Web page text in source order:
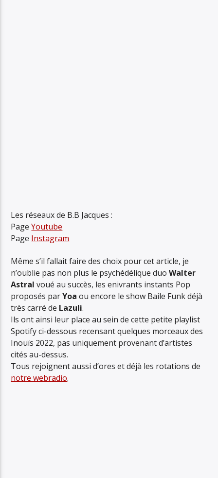
Les réseaux de B.B Jacques :
PageYoutube
Page Instagram
Même s’il fallait faire des choix pour cet article, je
n’oublie pas non plus le psychédélique duoWalter
Astral voué au succès, les enivrants instants Pop
proposés parYoa ou encore le show Baile Funk déjà
très carré de Lazuli.
Ils ont ainsi leur place au sein de cette petite playlist
Spotify ci-dessous recensant quelques morceaux des
Inouïs 2022, pas uniquement provenant d’artistes
cités au-dessus.
Tous rejoignent aussi d’ores et déjà les rotations de
notre webradio.